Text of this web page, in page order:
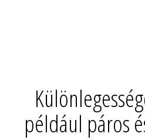
például páros